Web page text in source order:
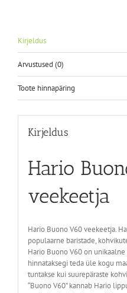
Kirjeldus
Arvustused (0)
Toote hinnapäring
Kirjeldus
Hario
veekeetja
Hario Buono V60 veekeetja.
populaarne baristade,
Hario Buono V60 on
hinnataksegi teda üle kogu
tuntakse kui suurepäraste
“Buono V60” kannab Hario